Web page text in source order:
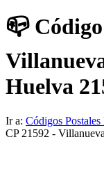
📪
Huelva
Ir a: Códigos Postales
CP 21592 -